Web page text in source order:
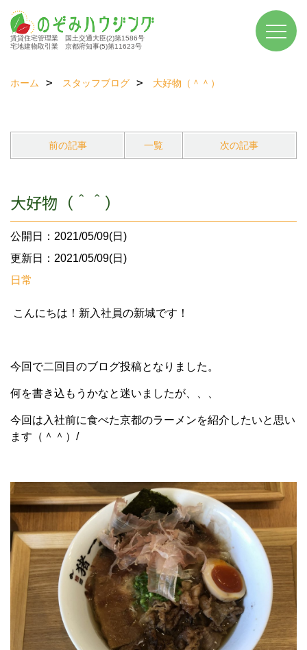
賃貸住宅管理業 国土交通大臣(2)第1586号
宅地建物取引業 京都府知事(5)第11623号
ホーム スタッフブログ 大好物（＾＾）
前の記事 一覧 次の記事
大好物（＾＾）
公開日：2021/05/09(日)
更新日：2021/05/09(日)
日常
こんにちは！新入社員の新城です！
今回で二回目のブログ投稿となりました。
何を書き込もうかなと迷いましたが、、、
今回は入社前に食べた京都のラーメンを紹介したいと思い
ます（＾＾）/